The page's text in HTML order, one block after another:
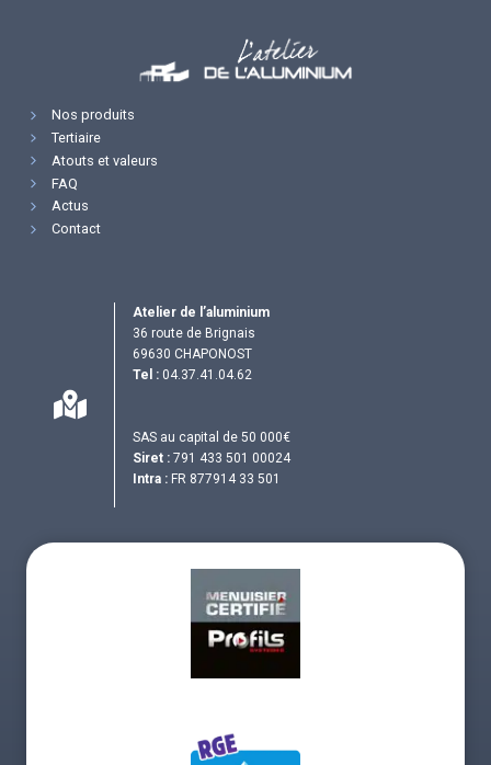
Nos produits
Tertiaire
Atouts et valeurs
FAQ
Actus
Contact
Atelier de l’aluminium
36 route de Brignais
69630 CHAPONOST
Tel : 04.37.41.04.62
SAS au capital de 50 000€
Siret : 791 433 501 00024
Intra : FR 877914 33 501